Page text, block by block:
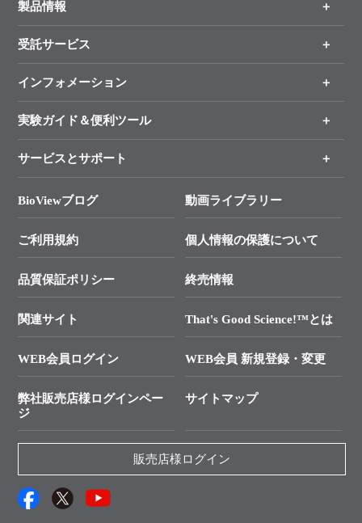
製品情報
製品一覧
手法から製品を探す
新製品情報
受託サービス
オンライン注文
インフォメーション
キャンペーン
タカラバイオ各種会員募集のお知らせ
終売製品のお知らせ
価格改定のご案内
技術セミナーのご案内
タカラバイオ発表文献
実験ガイド＆便利ツール
リアルタイムPCR実験のススメ
幹細胞・再生医療研究ガイド
クローニング実験ガイド
SMARTer NGSポータルサイト
プライマー設計
制限酵素切断サイトの検索
ユーザーズボイス集
抗体検索サイト
サービスとサポート
総合お問い合わせ
├ 実験コンシェルジュ
├ 受託サービスお問い合わせ
資料請求 機器関連
資料請求 受託関連
資料請求 核酸抽出・精製カタログ
サンプル請求一覧
BioViewブログ 動画ライブラリー
ご利用規約 個人情報の保護について
品質保証ポリシー 終売情報
関連サイト That's Good Science!™とは
WEB会員ログイン WEB会員 新規登録・変更
弊社販売店様ログインペー
ジ
サイトマップ
販売店様ログイン